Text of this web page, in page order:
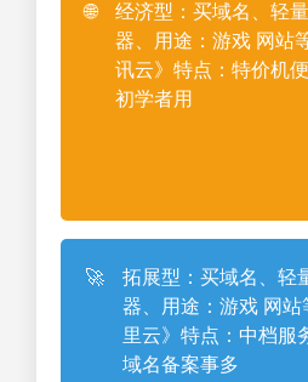
🌐
经济型：买域名、轻
器、用途：游戏 网站
讯云》特点：特价机
初学者用
🚀
拓展型：买域名、轻
器、用途：游戏 网站
里云》特点：中档服
域名备案事多